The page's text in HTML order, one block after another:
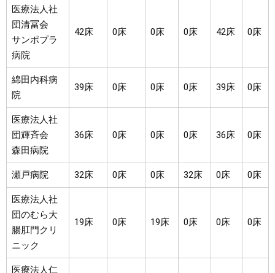
医療法人社
団清冨会
サンポプラ
病院
42床 0床 0床 0床 42床 0床
綿田内科病
院
39床 0床 0床 0床 39床 0床
医療法人社
団輝斉会
森田病院
36床 0床 0床 0床 36床 0床
瀬戸病院 32床 0床 0床 32床 0床 0床
医療法人社
団のむら大
腸肛門クリ
ニック
19床 0床 19床 0床 0床 0床
医療法人仁